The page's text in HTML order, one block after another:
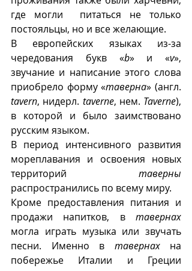
где могли  питаться не только
постояльцы, но и все желающие.
В европейских языках из-за
чередования букв «b» и «v»,
звучание и написание этого слова
приобрело форму «таверна
tavern, нидерл. taverne, нем. Taverne),
в которой и было заимствовано
русским языком.
В период интенсивного развития
мореплавания и освоения новых
территорий таверны
распространились по всему миру.
Кроме предоставления питания и
продажи напитков, в тавернах
могла играть музыка или звучать
песни. Именно в тавернах на
побережье Италии и Греции